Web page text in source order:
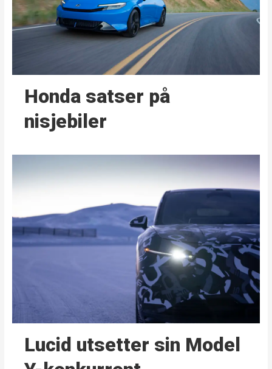
Honda satser på
nisjebiler
Lucid utsetter sin Model